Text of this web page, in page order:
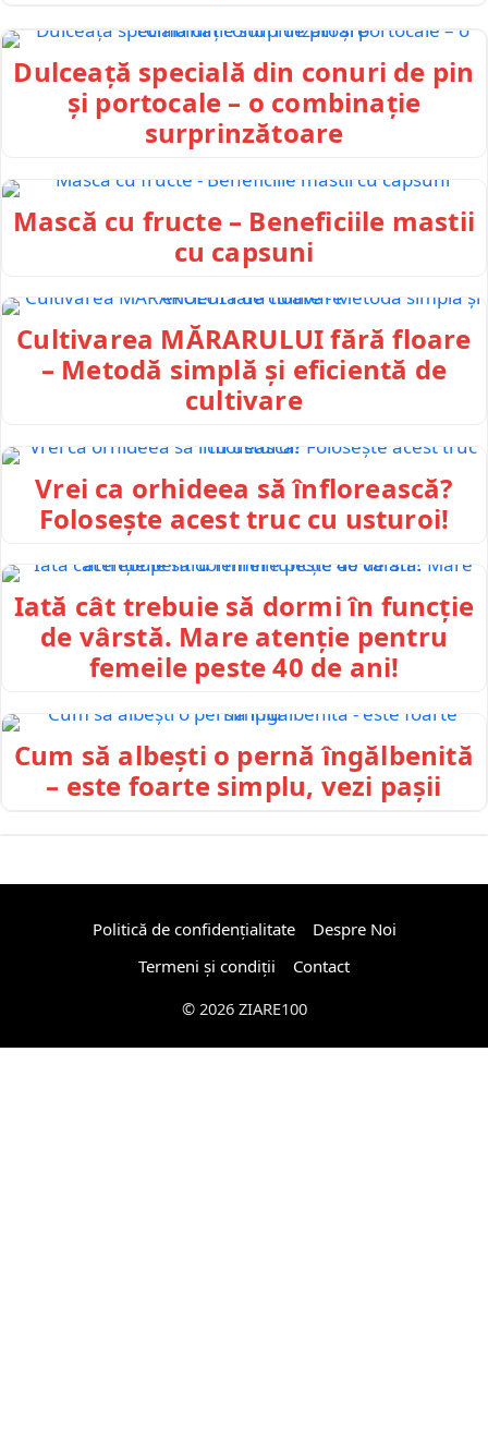
Dulceață specială din conuri de pin
și portocale – o combinație
surprinzătoare
Mască cu fructe – Beneficiile mastii
cu capsuni
Cultivarea MĂRARULUI fără floare
– Metodă simplă și eficientă de
cultivare
Vrei ca orhideea să înflorească?
Folosește acest truc cu usturoi!
Iată cât trebuie să dormi în funcție
de vârstă. Mare atenție pentru
femeile peste 40 de ani!
Cum să albești o pernă îngălbenită
– este foarte simplu, vezi pașii
Politică de confidențialitate
Despre Noi
Termeni și condiții
Contact
© 2026 ZIARE100